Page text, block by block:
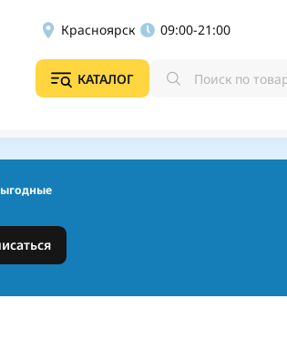
Красноярск 09:00-21:00
КАТАЛОГ